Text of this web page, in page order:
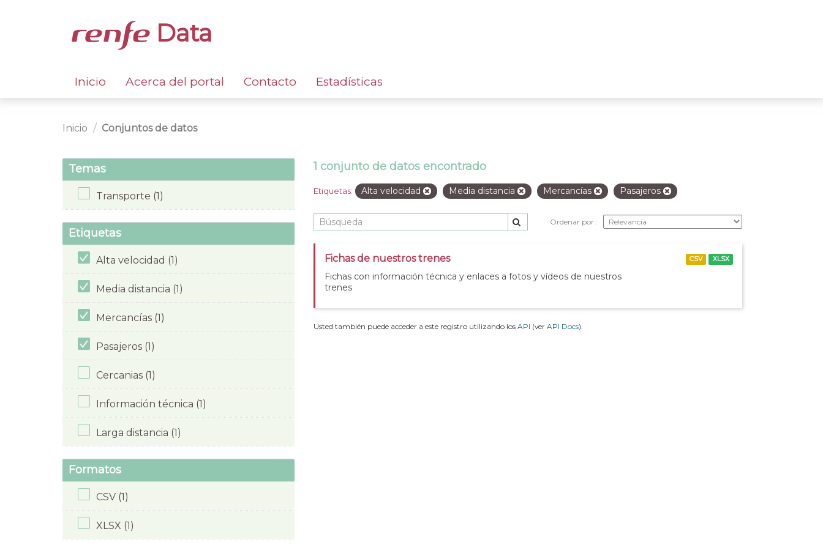
Data
Inicio Acerca del portal Contacto Estadísticas
Inicio Conjuntos de datos
Temas
Transporte (1)
Etiquetas
Alta velocidad (1)
Media distancia (1)
Mercancías (1)
Pasajeros (1)
Cercanias (1)
Información técnica (1)
Larga distancia (1)
Formatos
CSV (1)
XLSX (1)
1 conjunto de datos encontrado
Etiquetas: Alta velocidad Media distancia Mercancías Pasajeros
Ordenar por
Fichas de nuestros trenes
Fichas con información técnica y enlaces a fotos y vídeos de nuestros
trenes
CSV XLSX
Usted también puede acceder a este registro utilizando los API (ver API Docs).